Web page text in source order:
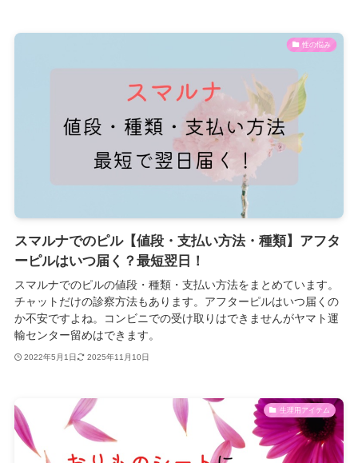
性の悩み
スマルナでのピル【値段・支払い方法・種類】アフタ
ーピルはいつ届く？最短翌日！
スマルナでのピルの値段・種類・支払い方法をまとめています。
チャットだけの診察方法もあります。アフターピルはいつ届くの
か不安ですよね。コンビニでの受け取りはできませんがヤマト運
輸センター留めはできます。
2022年5月1日 2025年11月10日
生理用アイテム